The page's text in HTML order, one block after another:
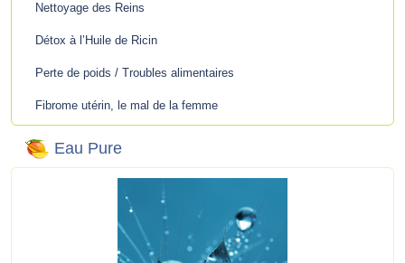
Nettoyage des Reins
Détox à l’Huile de Ricin
Perte de poids / Troubles alimentaires
Fibrome utérin, le mal de la femme
Eau Pure